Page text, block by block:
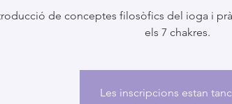
de conceptes filosòfics del ioga i
els 7 chakres.
Les inscripcions estan